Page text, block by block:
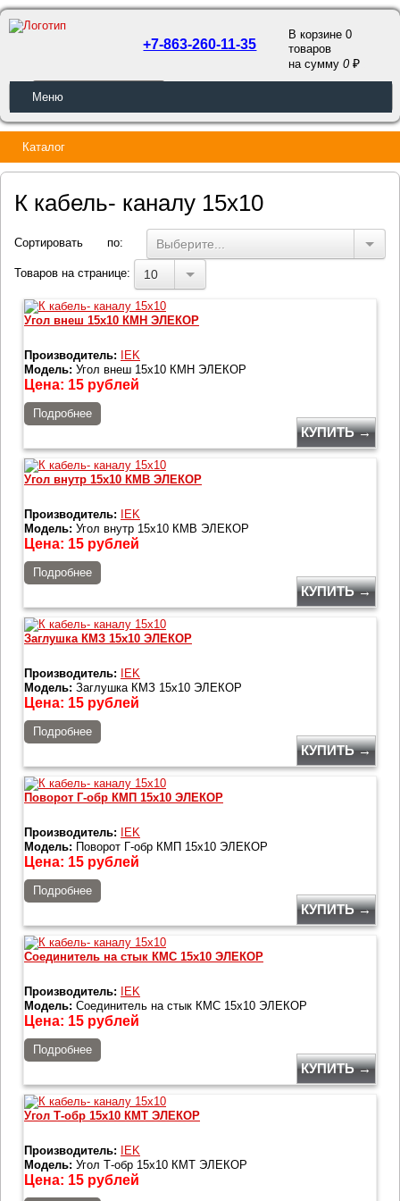
ОБРАТНЫЙ ЗВОНОК
+7-863-260-11-35
В корзине 0
товаров
на сумму0
Меню
Каталог
К кабель- каналу 15х10
Сортировать по: Выберите...
Товаров на странице: 10
Угол внеш 15х10 КМН ЭЛЕКОР
Производитель:
IEK
Модель: Угол внеш 15х10 КМН ЭЛЕКОР
Цена: 15 рублей
Подробнее
КУПИТЬ →
Угол внутр 15х10 КМВ ЭЛЕКОР
Производитель:
IEK
Модель: Угол внутр 15х10 КМВ ЭЛЕКОР
Цена: 15 рублей
Подробнее
КУПИТЬ →
Заглушка КМЗ 15х10 ЭЛЕКОР
Производитель:
IEK
Модель: Заглушка КМЗ 15х10 ЭЛЕКОР
Цена: 15 рублей
Подробнее
КУПИТЬ →
Поворот Г-обр КМП 15х10 ЭЛЕКОР
Производитель:
IEK
Модель: Поворот Г-обр КМП 15х10 ЭЛЕКОР
Цена: 15 рублей
Подробнее
КУПИТЬ →
Соединитель на стык КМС 15х10 ЭЛЕКОР
Производитель:
IEK
Модель: Соединитель на стык КМС 15х10 ЭЛЕКОР
Цена: 15 рублей
Подробнее
КУПИТЬ →
Угол Т-обр 15х10 КМТ ЭЛЕКОР
Производитель:
IEK
Модель: Угол Т-обр 15х10 КМТ ЭЛЕКОР
Цена: 15 рублей